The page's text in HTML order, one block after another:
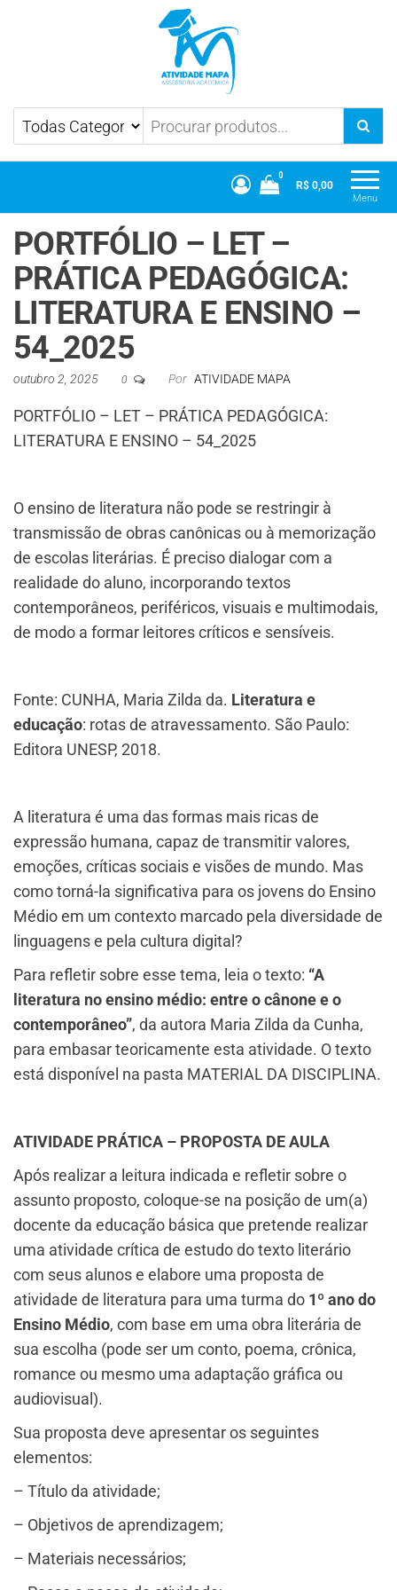
Atividade Mapa Mapa UniCesumar
Menu
0
R$ 0,00
PORTFÓLIO – LET –
PRÁTICA PEDAGÓGICA:
LITERATURA E ENSINO –
54_2025
outubro 2, 2025 0 Por ATIVIDADE MAPA
PORTFÓLIO – LET – PRÁTICA PEDAGÓGICA:
LITERATURA E ENSINO – 54_2025
O ensino de literatura não pode se restringir à
transmissão de obras canônicas ou à memorização
de escolas literárias. É preciso dialogar com a
realidade do aluno, incorporando textos
contemporâneos, periféricos, visuais e multimodais,
de modo a formar leitores críticos e sensíveis.
Fonte: CUNHA, Maria Zilda da. Literatura e
educação: rotas de atravessamento. São Paulo:
Editora UNESP, 2018.
​A literatura é uma das formas mais ricas de
expressão humana, capaz de transmitir valores,
emoções, críticas sociais e visões de mundo. Mas
como torná-la significativa para os jovens do Ensino
Médio em um contexto marcado pela diversidade de
linguagens e pela cultura digital?
Para refletir sobre esse tema, leia o texto: “A
literatura no ensino médio: entre o cânone e o
contemporâneo”, da autora Maria Zilda da Cunha,
para embasar teoricamente esta atividade. O texto
está disponível na pasta MATERIAL DA DISCIPLINA.
ATIVIDADE PRÁTICA – PROPOSTA DE AULA
Após realizar a leitura indicada e refletir sobre o
assunto proposto, coloque-se na posição de um(a)
docente da educação básica que pretende realizar
uma atividade crítica de estudo do texto literário
com seus alunos e elabore uma proposta de
atividade de literatura para uma turma do 1º ano do
Ensino Médio, com base em uma obra literária de
sua escolha (pode ser um conto, poema, crônica,
romance ou mesmo uma adaptação gráfica ou
audiovisual).
Sua proposta deve apresentar os seguintes
elementos:
– Título da atividade;
– Objetivos de aprendizagem;
– Materiais necessários;